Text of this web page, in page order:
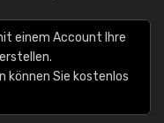
einem Account Ihre
können Sie kostenlos